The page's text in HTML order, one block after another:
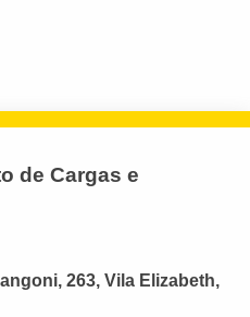
de Cargas e
263, Vila Elizabeth,